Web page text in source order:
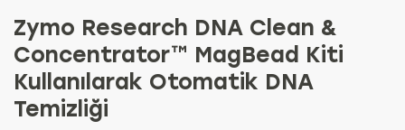
Zymo Research DNA Clean &
Concentrator™ MagBead Kiti
Kullanılarak Otomatik DNA
Temizliği